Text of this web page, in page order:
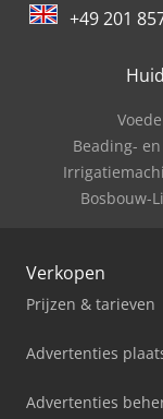
Trime X-Battery
+49 201
Beading-
Bosbouw-
Verkopen
Prijzen & tarieven
Advertenties
Advertenties